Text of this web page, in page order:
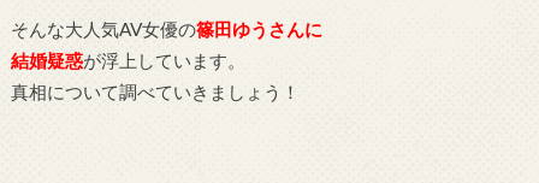
そんな大人気AV女優の篠田ゆうさんに
結婚疑惑が浮上しています。
真相について調べていきましょう！